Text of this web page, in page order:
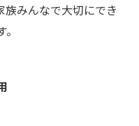
族みんなで大切にでき